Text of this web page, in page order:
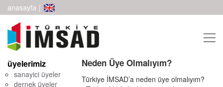
anasayfa |
üyelerimiz
sanayici üyeler
dernek üyeler
Neden Üye Olmalıyım?
Türkiye İMSAD’a neden üye olmalıyım?